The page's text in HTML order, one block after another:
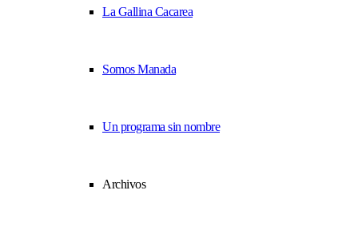
La Gallina Cacarea
Somos Manada
Un programa sin nombre
Archivos